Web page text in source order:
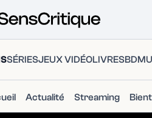
SÉRIESJEUX VIDÉOLIVRESBD
Actualité Streaming